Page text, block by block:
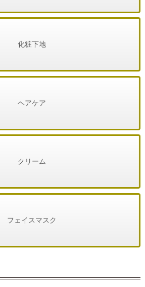
化粧下地
ヘアケア
クリーム
フェイスマスク